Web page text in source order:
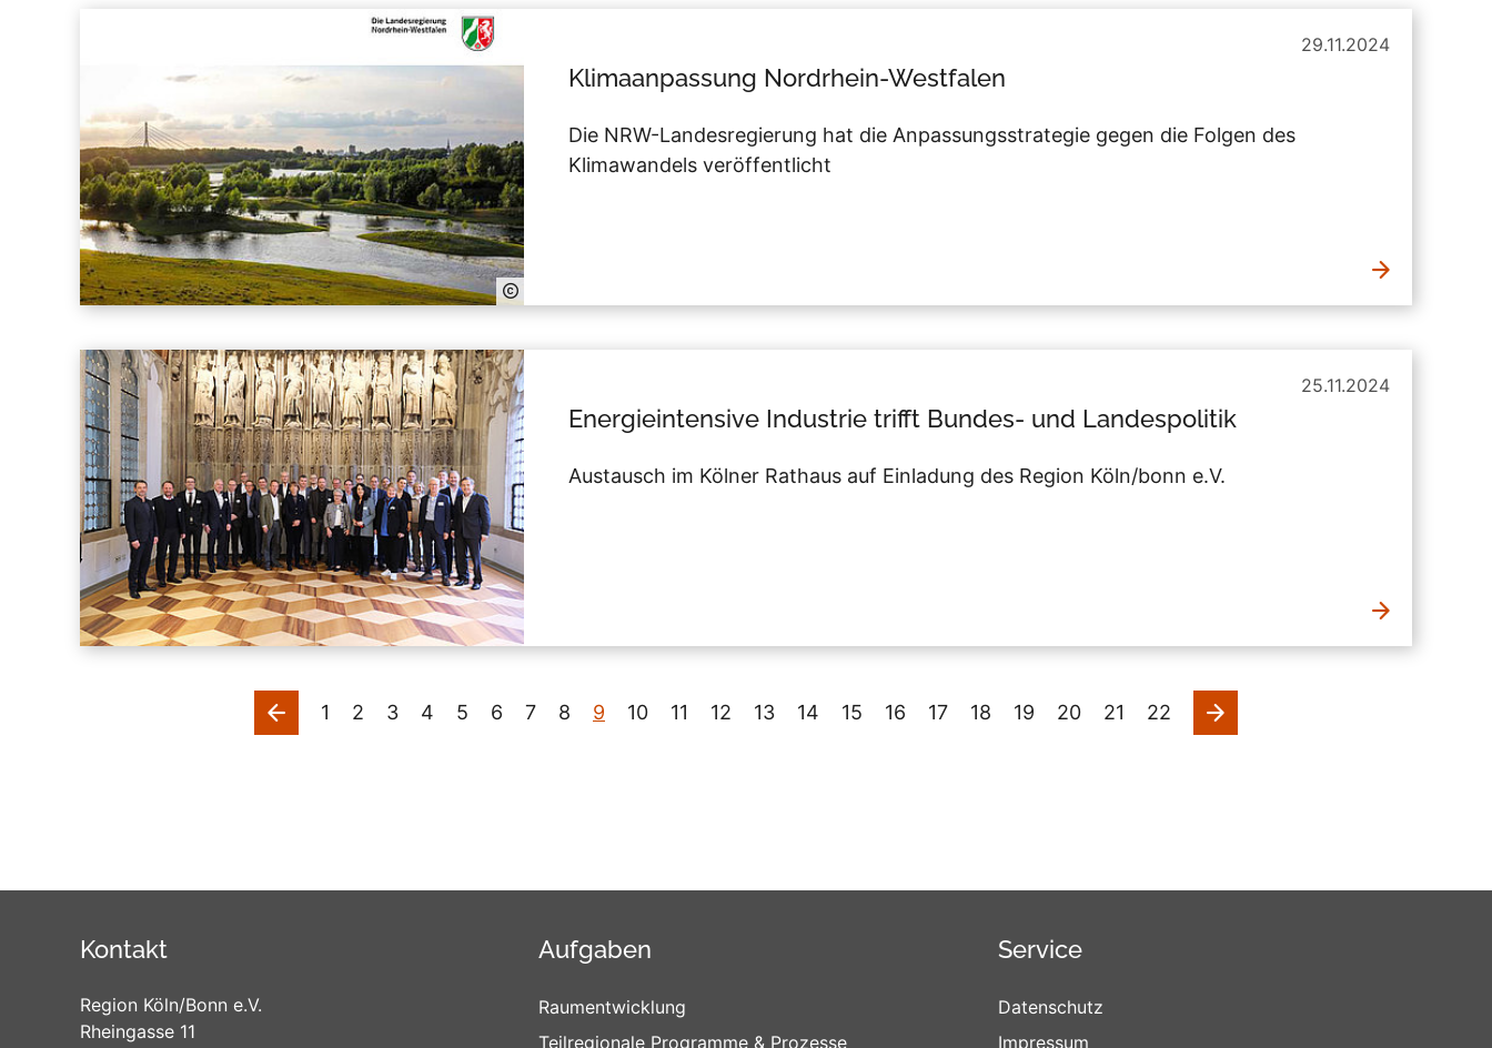
29.11.2024
Klimaanpassung Nordrhein-Westfalen
Die NRW-Landesregierung hat die Anpassungsstrategie gegen die Folgen des
Klimawandels veröffentlicht
25.11.2024
Energieintensive Industrie trifft Bundes- und Landespolitik
Austausch im Kölner Rathaus auf Einladung des Region Köln/bonn e.V.
vorherige
1 2 3 4 5 6 7 8 9 10 11 12 13 14 15 16 17 18 19 20 21 22 nächste
Kontakt
Region Köln/Bonn e.V.
Rheingasse 11
Aufgaben
Raumentwicklung
Teilregionale Programme & Prozesse
Service
Datenschutz
Impressum